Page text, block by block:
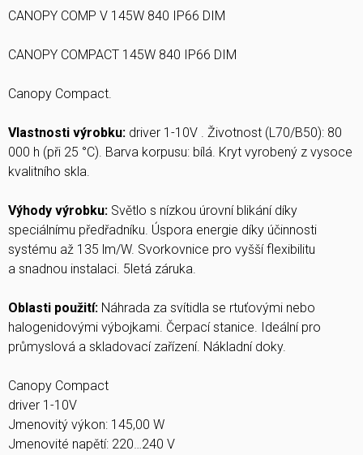
CANOPY COMP V 145W 840 IP66 DIM
CANOPY COMPACT 145W 840 IP66 DIM
Canopy Compact.
Vlastnosti výrobku: driver 1-10V . Životnost (L70/B50): 80
000 h (při 25 °C). Barva korpusu: bílá. Kryt vyrobený z vysoce
kvalitního skla.
Výhody výrobku: Světlo s nízkou úrovní blikání díky
speciálnímu předřadníku. Úspora energie díky účinnosti
systému až 135 lm/W. Svorkovnice pro vyšší flexibilitu
a snadnou instalaci. 5letá záruka.
Oblasti použití: Náhrada za svítidla se rtuťovými nebo
halogenidovými výbojkami. Čerpací stanice. Ideální pro
průmyslová a skladovací zařízení. Nákladní doky.
Canopy Compact
driver 1-10V
Jmenovitý výkon: 145,00 W
Jmenovité napětí: 220…240 V